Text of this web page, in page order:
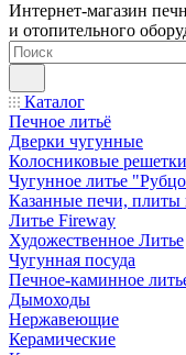
Интернет-магазин
и отопительного
Каталог
Печное литьё
Дверки чугунные
Колосниковые
Чугунное литье
Казанные печи, плиты
Литье Fireway
Художественное Литье
Чугунная посуда
Печное-каминное
Дымоходы
Нержавеющие
Керамические